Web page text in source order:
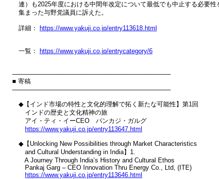
連）も2025年度における中間年改定について最低でも中止する必要性
集まった与野党議員に訴えた。
詳細： https://www.yakuji.co.jp/entry113618.html
一覧： https://www.yakuji.co.jp/entrycategory/6
────────────────────────────────────
■ 寄稿
────────────────────────────────────
◆【インド市場の特性と文化的理解で拓く新たな可能性】第1回
インドの歴史と文化精神の旅
アイ・ティ・イーCEO　パンカジ・ガルグ
https://www.yakuji.co.jp/entry113647.html
◆【Unlocking New Possibilities through Market Characteristics
and Cultural Understanding in India】1.
A Journey Through India’s History and Cultural Ethos
Pankaj Garg – CEO Innovation Thru Energy Co., Ltd, (ITE)
https://www.yakuji.co.jp/entry113646.html